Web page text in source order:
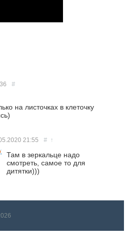
#
на листочках в клеточку
21:55 # ↑
Там в зеркальце надо
смотреть, самое то для
дитятки)))